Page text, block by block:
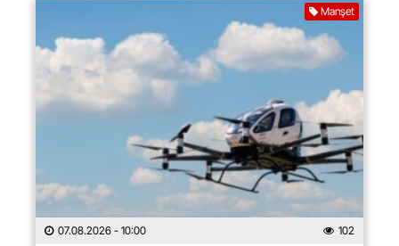
Manşet
07.08.2026 - 10:00 102